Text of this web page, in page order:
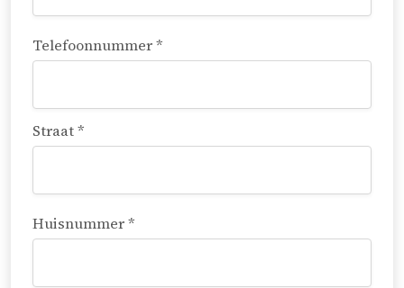
Telefoonnummer *
Straat *
Huisnummer *